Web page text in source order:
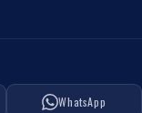
WhatsApp